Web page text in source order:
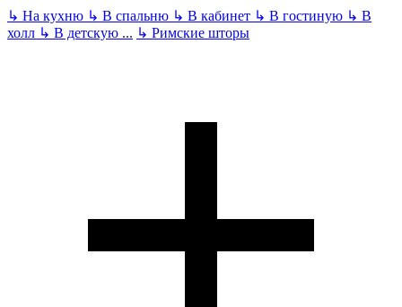
↳ На кухню ↳ В спальню ↳ В кабинет ↳ В гостиную ↳ В
холл ↳ В детскую ... ↳ Римские шторы